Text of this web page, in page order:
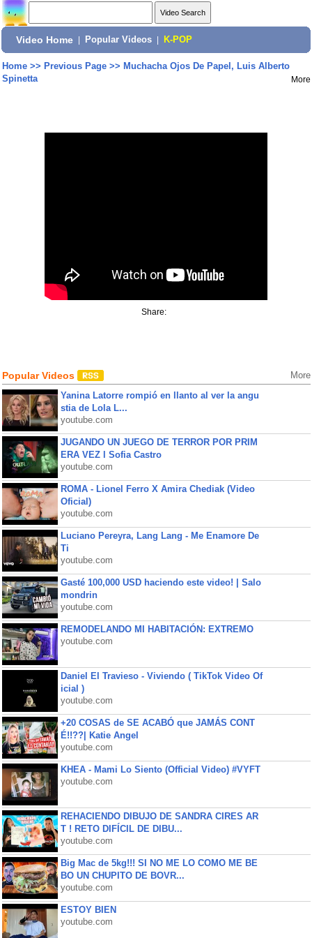
Video Home Popular Videos K-POP
Home>> Previous Page>> Muchacha Ojos De Papel, Luis Alberto
Spinetta
More
Share:
Popular Videos More
Yanina Latorre rompió en llanto al ver la angu
stia de Lola L...
youtube.com
JUGANDO UN JUEGO DE TERROR POR PRIM
ERA VEZ l Sofia Castro
youtube.com
ROMA - Lionel Ferro X Amira Chediak (Video
Oficial)
youtube.com
Luciano Pereyra, Lang Lang - Me Enamore De
Ti
youtube.com
Gasté 100,000 USD haciendo este video! | Salo
mondrin
youtube.com
REMODELANDO MI HABITACIÓN: EXTREMO
youtube.com
Daniel El Travieso - Viviendo ( TikTok Video Of
icial )
youtube.com
+20 COSAS de SE ACABÓ que JAMÁS CONT
É!!??| Katie Angel
youtube.com
KHEA - Mami Lo Siento (Official Video) #VYFT
youtube.com
REHACIENDO DIBUJO DE SANDRA CIRES AR
T ! RETO DIFÍCIL DE DIBU...
youtube.com
Big Mac de 5kg!!! SI NO ME LO COMO ME BE
BO UN CHUPITO DE BOVR...
youtube.com
ESTOY BIEN
youtube.com